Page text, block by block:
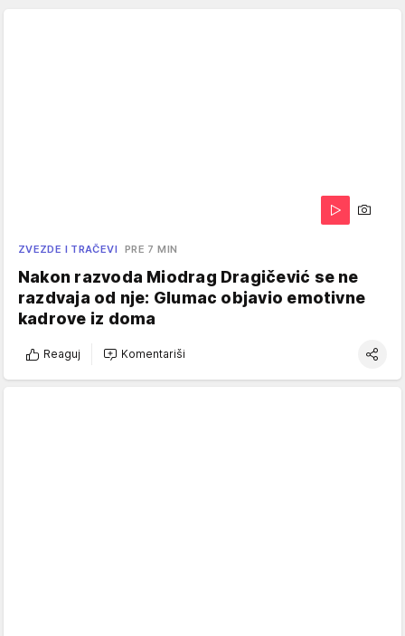
ZVEZDE I TRAČEVI PRE 7 MIN
Nakon razvoda Miodrag Dragičević se ne
razdvaja od nje: Glumac objavio emotivne
kadrove iz doma
Reaguj Komentariši